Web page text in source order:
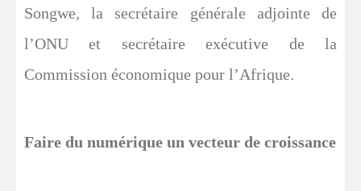
Songwe, la secrétaire générale adjointe de
l’ONU et secrétaire exécutive de la
Commission économique pour l’Afrique.
Faire du numérique un vecteur de croissance